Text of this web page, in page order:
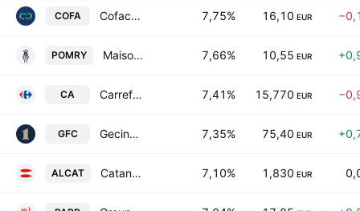
COFA Coface SA 7,75% 16,10 EUR
POMRY Maison Pommery & Associes 7,66% 10,55 EUR
CA Carrefour SA 7,41% 15,770 EUR
GFC Gecina SA 7,35% 75,40 EUR
ALCAT Catana Group SA 7,10% 1,830 EUR